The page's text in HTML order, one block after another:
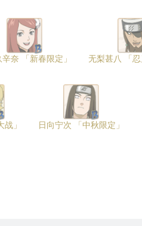
奈 「新春限定」 无梨甚八 「
」 日向宁次 「中秋限定」